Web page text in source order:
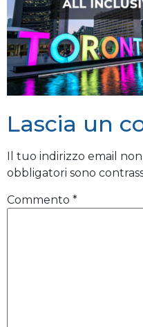
Lascia un
Il tuo indirizzo email
obbligatori sono
Commento *